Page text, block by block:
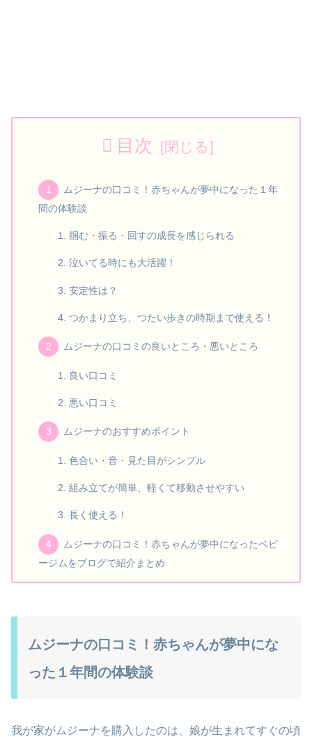
目次
ムジーナの口コミ！赤ちゃんが夢中になった１年
間の体験談
掴む・振る・回すの成長を感じられる
泣いてる時にも大活躍！
安定性は？
つかまり立ち、つたい歩きの時期まで使える！
ムジーナの口コミの良いところ・悪いところ
良い口コミ
悪い口コミ
ムジーナのおすすめポイント
色合い・音・見た目がシンプル
組み立てが簡単、軽くて移動させやすい
長く使える！
ムジーナの口コミ！赤ちゃんが夢中になったベビ
ージムをブログで紹介まとめ
ムジーナの口コミ！赤ちゃんが夢中にな
った１年間の体験談
我が家がムジーナを購入したのは、娘が生まれてすぐの頃